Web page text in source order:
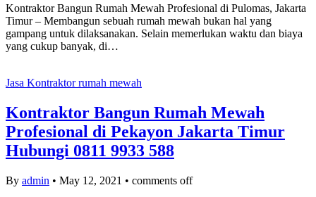
Kontraktor Bangun Rumah Mewah Profesional di Pulomas, Jakarta
Timur – Membangun sebuah rumah mewah bukan hal yang
gampang untuk dilaksanakan. Selain memerlukan waktu dan biaya
yang cukup banyak, di…
Jasa Kontraktor rumah mewah
Kontraktor Bangun Rumah Mewah
Profesional di Pekayon Jakarta Timur
Hubungi 0811 9933 588
By admin • May 12, 2021 • comments off